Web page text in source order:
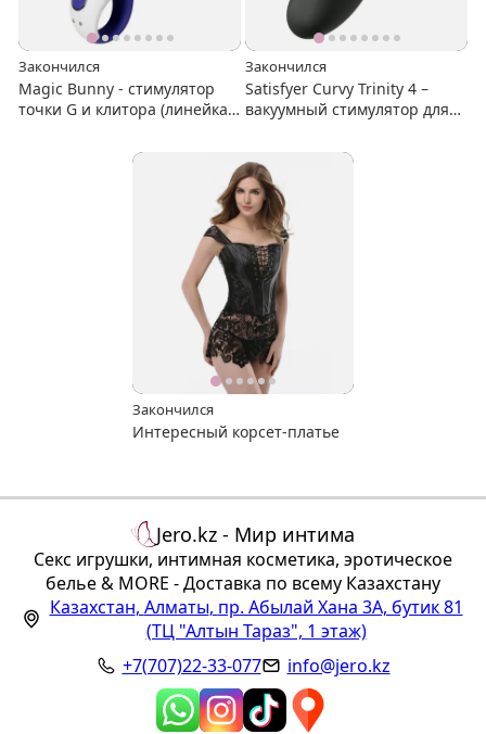
Закончился
Magic Bunny - стимулятор
точки G и клитора (линейка
Закончился
Satisfyer Curvy Trinity 4 –
вакуумный стимулятор для
Закончился
Интересный корсет-платье
Jero.kz - Мир интима
Секс игрушки, интимная косметика, эротическое
белье & MORE - Доставка по всему Казахстану
Казахстан, Алматы, пр. Абылай Хана 3А, бутик 81
(ТЦ "Алтын Тараз", 1 этаж)
+7(707)22-33-077
info@jero.kz